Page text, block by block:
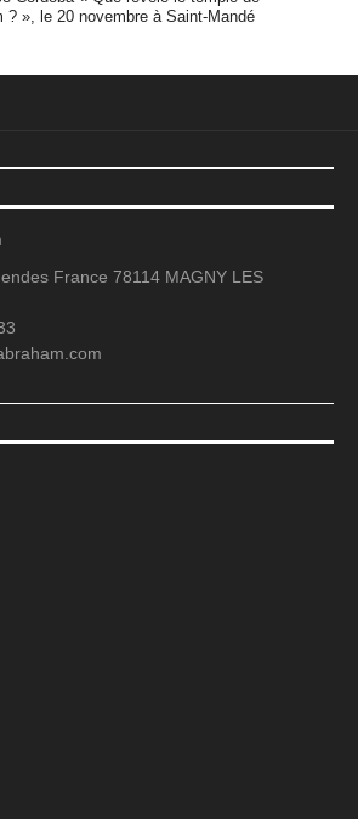
? », le 20 novembre à Saint-Mandé
France 78114 MAGNY LES